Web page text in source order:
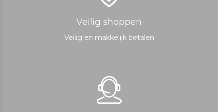
Veilig shoppen
Veilig en makkelijk betalen